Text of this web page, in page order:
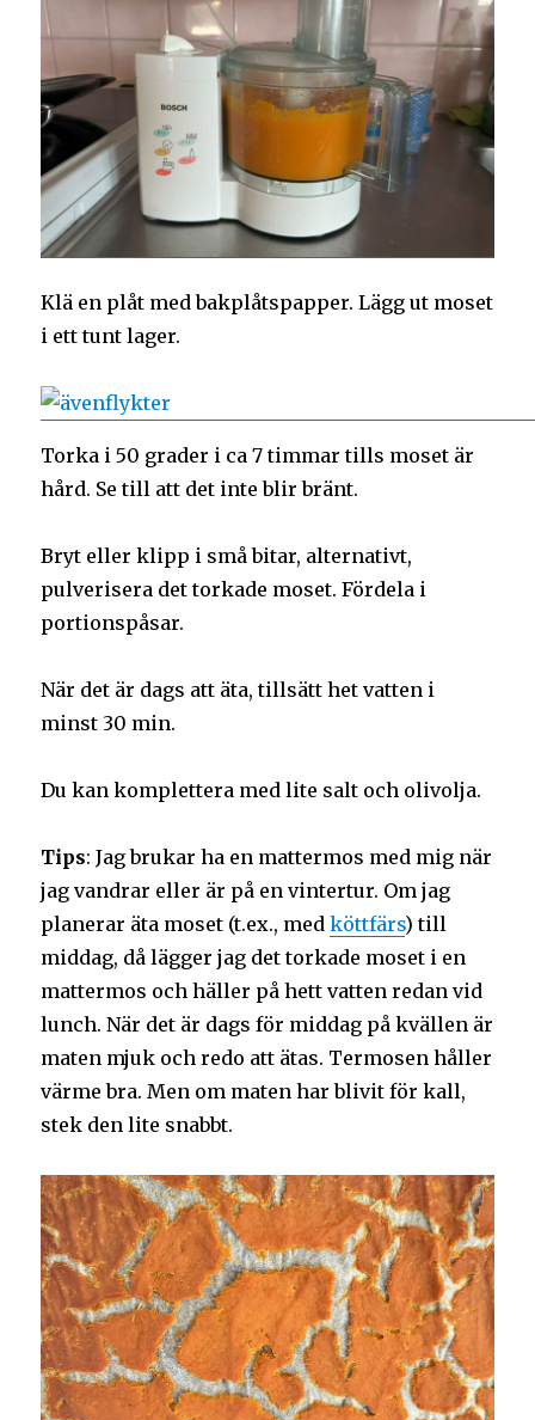
Klä en plåt med bakplåtspapper. Lägg ut moset
i ett tunt lager.
Torka i 50 grader i ca 7 timmar tills moset är
hård. Se till att det inte blir bränt.
Bryt eller klipp i små bitar, alternativt,
pulverisera det torkade moset. Fördela i
portionspåsar.
När det är dags att äta, tillsätt het vatten i
minst 30 min.
Du kan komplettera med lite salt och olivolja.
Tips: Jag brukar ha en mattermos med mig när
jag vandrar eller är på en vintertur. Om jag
planerar äta moset (t.ex., medköttfärs) till
middag, då lägger jag det torkade moset i en
mattermos och häller på hett vatten redan vid
lunch. När det är dags för middag på kvällen är
maten mjuk och redo att ätas. Termosen håller
värme bra. Men om maten har blivit för kall,
stek den lite snabbt.